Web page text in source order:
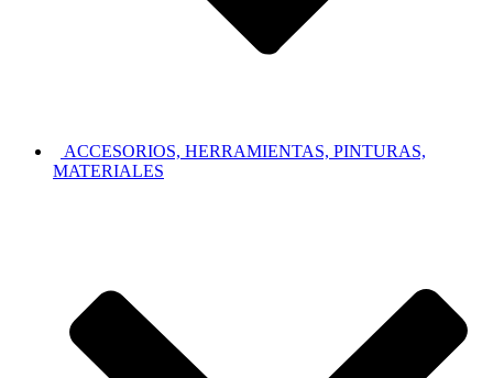
ACCESORIOS, HERRAMIENTAS, PINTURAS,
MATERIALES